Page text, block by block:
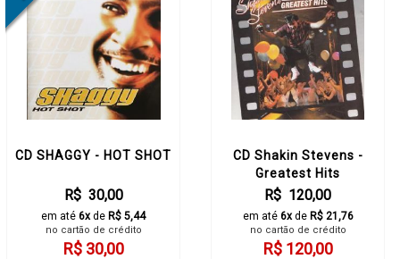
CD SHAGGY - HOT SHOT
R$ 30,00
em até 6xde R$ 5,44
no cartão de crédito
R$ 30,00
CD Shakin Stevens -
Greatest Hits
R$ 120,00
em até 6xde R$ 21,76
no cartão de crédito
R$ 120,00